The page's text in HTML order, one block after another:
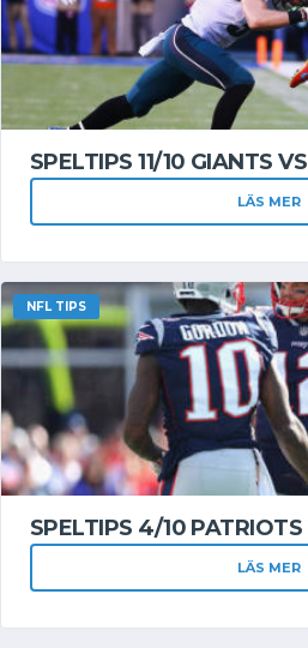
SPELTIPS 11/10 GIANTS
LÄS MER
NFL TIPS
SPELTIPS 4/10 PATRIOTS
LÄS MER